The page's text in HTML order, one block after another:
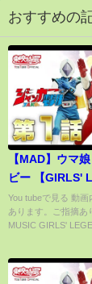
おすすめの
【MAD】ウマ
ビー 【GIRLS'
You tubeで見る 動
あります。ご指摘あ
MUSIC GIRLS'